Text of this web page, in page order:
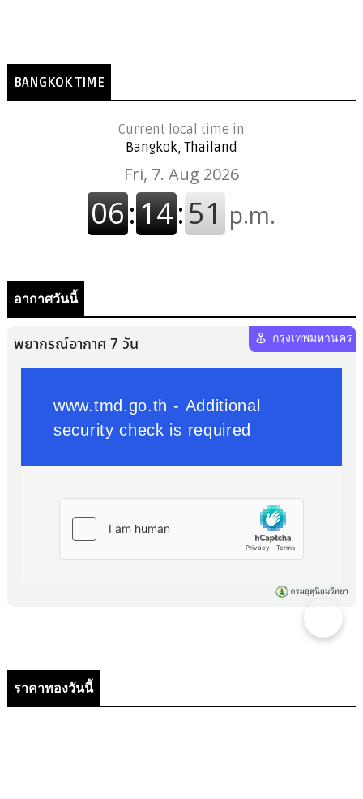
BANGKOK TIME
Current local time in
Bangkok, Thailand
อากาศวันนี้
ราคาทองวันนี้